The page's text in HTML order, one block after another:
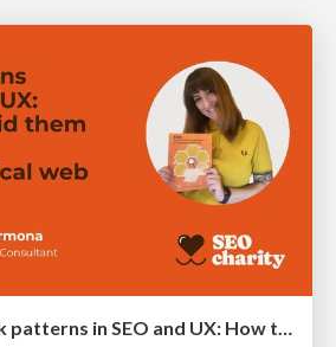
SEOcharity - Dark patterns in SEO and UX: How to avoid them and build a more ethical web